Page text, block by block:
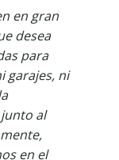
en gran
desea
para
garajes, ni
al
en el